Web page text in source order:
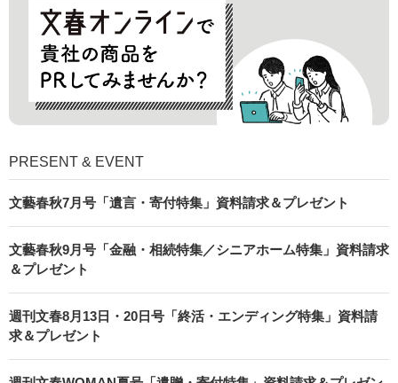
PRESENT & EVENT
文藝春秋7月号「遺言・寄付特集」資料請求＆プレゼント
文藝春秋9月号「金融・相続特集／シニアホーム特集」資料請求
＆プレゼント
週刊文春8月13日・20日号「終活・エンディング特集」資料請
求＆プレゼント